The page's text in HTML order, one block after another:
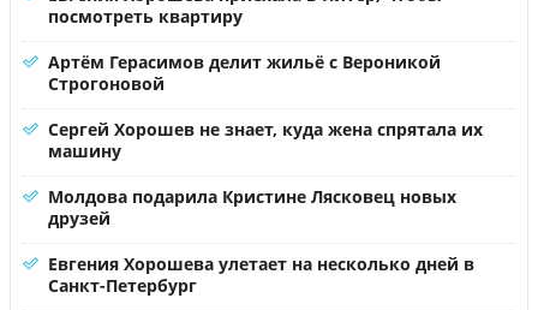
посмотреть квартиру
Артём Герасимов делит жильё с Вероникой
Строгоновой
Сергей Хорошев не знает, куда жена спрятала их
машину
Молдова подарила Кристине Лясковец новых
друзей
Евгения Хорошева улетает на несколько дней в
Санкт-Петербург